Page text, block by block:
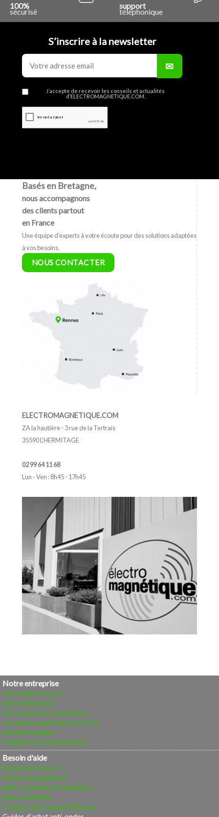
100%
sécurisé
support
téléphonique
S’inscrire à la newsletter
J’accepte de recevoir les conseils et actualités
d’ELECTROMAGNETIQUE.COM.
Basés en Bretagne,
nous accompagnons
des clients partout
en France
Une équipe d'experts à votre écoute pour des solutions adaptées
à vos besoins.
NOUS CONTACTER
ELECTROMAGNETIQUE.COM
ZA la hautière - 3 rue de la Tertrais
35590 L'HERMITAGE
02 99 64 11 68
Lun - Ven : 8h45 - 17h45
Notre entreprise
Qui sommes nous ?
Notre démarche
Nos services et prestations
Conditions générales de vente
Mentions légales
Politique de confidentialité
Besoin d'aide
Modes de livraison
Moyens de paiement
Aide & questions fréquentes
Nous contacter
Produits anti-ondes efficaces